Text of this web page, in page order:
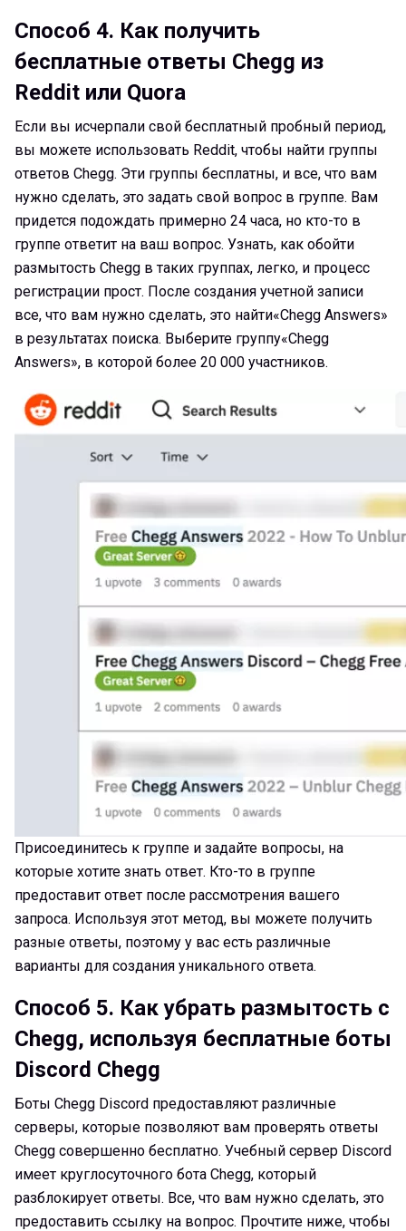
Способ 4. Как получить
бесплатные ответы Chegg из
Reddit или Quora
Если вы исчерпали свой бесплатный пробный период,
вы можете использовать Reddit, чтобы найти группы
ответов Chegg. Эти группы бесплатны, и все, что вам
нужно сделать, это задать свой вопрос в группе. Вам
придется подождать примерно 24 часа, но кто-то в
группе ответит на ваш вопрос. Узнать, как обойти
размытость Chegg в таких группах, легко, и процесс
регистрации прост. После создания учетной записи
все, что вам нужно сделать, это найти«Chegg Answers»
в результатах поиска. Выберите группу«Chegg
Answers», в которой более 20 000 участников.
Присоединитесь к группе и задайте вопросы, на
которые хотите знать ответ. Кто-то в группе
предоставит ответ после рассмотрения вашего
запроса. Используя этот метод, вы можете получить
разные ответы, поэтому у вас есть различные
варианты для создания уникального ответа.
Способ 5. Как убрать размытость с
Chegg, используя бесплатные боты
Discord Chegg
Боты Chegg Discord предоставляют различные
серверы, которые позволяют вам проверять ответы
Chegg совершенно бесплатно. Учебный сервер Discord
имеет круглосуточного бота Chegg, который
разблокирует ответы. Все, что вам нужно сделать, это
предоставить ссылку на вопрос. Прочтите ниже, чтобы